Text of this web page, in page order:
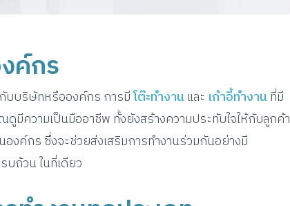
ค์กร
บบริษัทหรือองค์กร การมีโต๊ะทำงาน และ เก้าอี้ทำงาน ที่มี
ความเป็นมืออาชีพ ทั้งยังสร้างความประทับใจให้กับลูกค้า
งค์กร ซึ่งจะช่วยส่งเสริมการทำงานร่วมกันอย่างมี
ถ้วน ในที่เดียว